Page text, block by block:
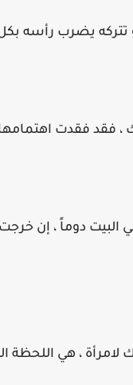
في البيت دوماً ، إن